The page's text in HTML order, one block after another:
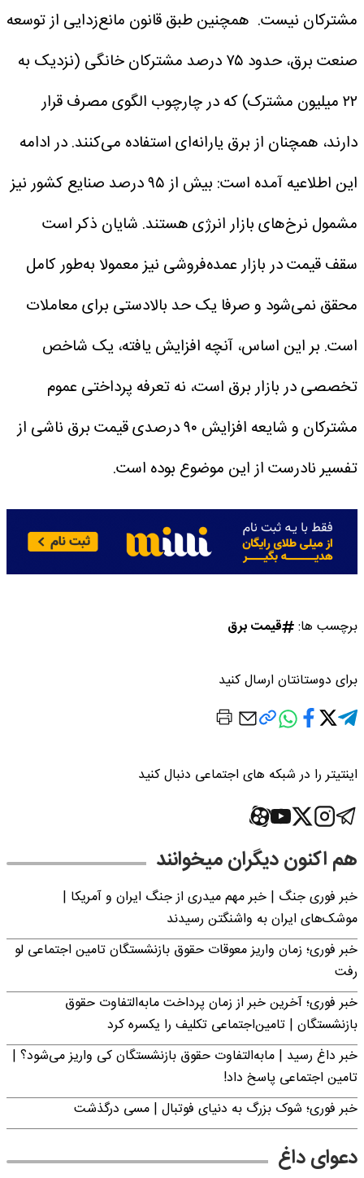
مشترکان نیست. همچنین طبق قانون مانع‌زدایی از توسعه
صنعت برق، حدود ۷۵ درصد مشترکان خانگی (نزدیک به
۲۲ میلیون مشترک) که در چارچوب الگوی مصرف قرار
دارند، همچنان از برق یارانه‌ای استفاده می‌کنند.در ادامه
این اطلاعیه آمده است: بیش از ۹۵ درصد صنایع کشور نیز
مشمول نرخ‌های بازار انرژی هستند. شایان ذکر است
سقف قیمت در بازار عمده‌فروشی نیز معمولا به‌طور کامل
محقق نمی‌شود و صرفا یک حد بالادستی برای معاملات
است. بر این اساس، آنچه افزایش یافته، یک شاخص
تخصصی در بازار برق است، نه تعرفه پرداختی عموم
مشترکان و شایعه افزایش ۹۰ درصدی قیمت برق ناشی از
تفسیر نادرست از این موضوع بوده است.
برچسب ها: قیمت برق
برای دوستانتان ارسال کنید
اینتیتر را در شبکه های اجتماعی دنبال کنید
هم اکنون دیگران میخوانند
خبر فوری جنگ | خبر مهم میدری از جنگ ایران و آمریکا |
موشک‌های ایران به واشنگتن رسیدند
خبر فوری؛ زمان واریز معوقات حقوق بازنشستگان تامین اجتماعی لو
رفت
خبر فوری؛ آخرین خبر از زمان پرداخت مابه‌التفاوت حقوق
بازنشستگان | تامین‌اجتماعی تکلیف را یکسره کرد
خبر داغ رسید | مابه‌التفاوت حقوق بازنشستگان کی واریز می‌شود؟ |
تامین اجتماعی پاسخ داد!
خبر فوری؛‌ شوک بزرگ به دنیای فوتبال | مسی درگذشت
دعوای داغ